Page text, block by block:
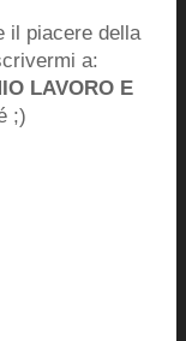
il piacere della
a:
LAVORO E
;)